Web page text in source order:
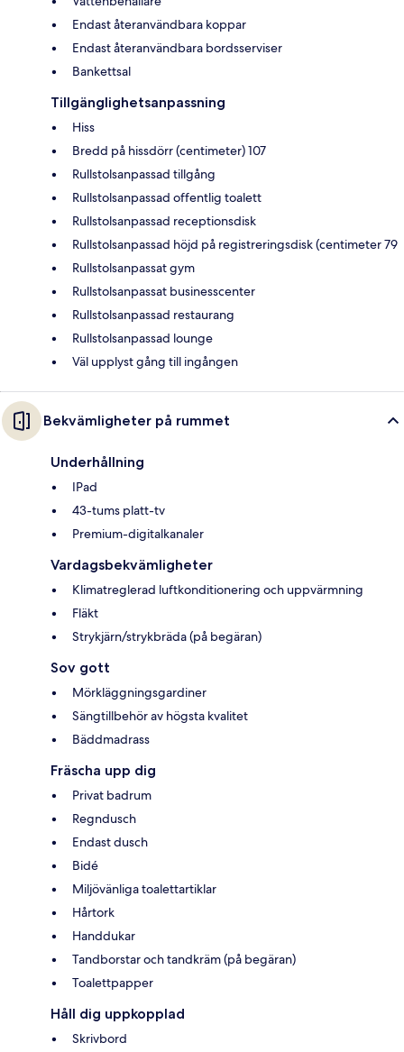
Endast återanvändbara koppar
Endast återanvändbara bordsserviser
Bankettsal
Tillgänglighetsanpassning
Hiss
Bredd på hissdörr (centimeter) 107
Rullstolsanpassad tillgång
Rullstolsanpassad offentlig toalett
Rullstolsanpassad receptionsdisk
Rullstolsanpassad höjd på registreringsdisk (centimeter 79
Rullstolsanpassat gym
Rullstolsanpassat businesscenter
Rullstolsanpassad restaurang
Rullstolsanpassad lounge
Väl upplyst gång till ingången
Bekvämligheter på rummet
Underhållning
IPad
43-tums platt-tv
Premium-digitalkanaler
Vardagsbekvämligheter
Klimatreglerad luftkonditionering och uppvärmning
Fläkt
Strykjärn/strykbräda (på begäran)
Sov gott
Mörkläggningsgardiner
Sängtillbehör av högsta kvalitet
Bäddmadrass
Fräscha upp dig
Privat badrum
Regndusch
Endast dusch
Bidé
Miljövänliga toalettartiklar
Hårtork
Handdukar
Tandborstar och tandkräm (på begäran)
Toalettpapper
Håll dig uppkopplad
Skrivbord